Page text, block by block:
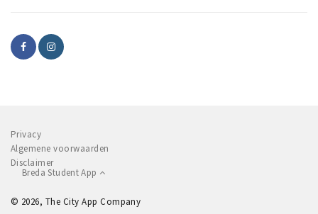
Privacy
Algemene voorwaarden
Disclaimer
Breda Student App
© 2026, The City App Company